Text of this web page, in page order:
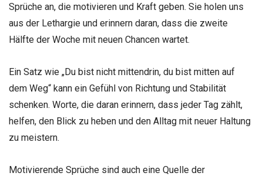
Sprüche an, die motivieren und Kraft geben. Sie holen uns
aus der Lethargie und erinnern daran, dass die zweite
Hälfte der Woche mit neuen Chancen wartet.
Ein Satz wie „Du bist nicht mittendrin, du bist mitten auf
dem Weg“ kann ein Gefühl von Richtung und Stabilität
schenken. Worte, die daran erinnern, dass jeder Tag zählt,
helfen, den Blick zu heben und den Alltag mit neuer Haltung
zu meistern.
Motivierende Sprüche sind auch eine Quelle der